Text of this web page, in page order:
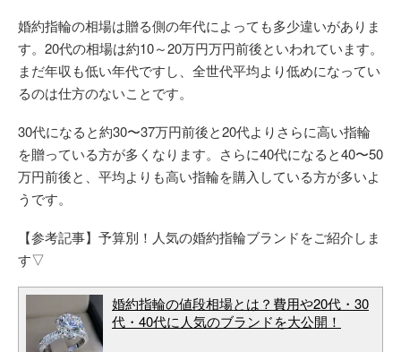
婚約指輪の相場は贈る側の年代によっても多少違いがありま
す。20代の相場は約10～20万円万円前後といわれています。
まだ年収も低い年代ですし、全世代平均より低めになってい
るのは仕方のないことです。
30代になると約30〜37万円前後と20代よりさらに高い指輪
を贈っている方が多くなります。さらに40代になると40〜50
万円前後と、平均よりも高い指輪を購入している方が多いよ
うです。
【参考記事】予算別！人気の婚約指輪ブランドをご紹介しま
す▽
婚約指輪の値段相場とは？費用や20代・30
代・40代に人気のブランドを大公開！